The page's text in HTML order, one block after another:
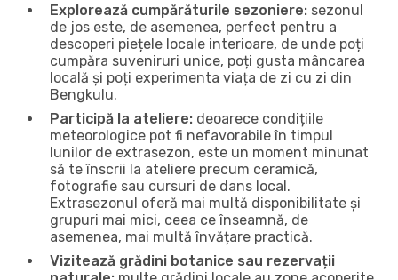
Explorează cumpărăturile sezoniere: sezonul
de jos este, de asemenea, perfect pentru a
descoperi piețele locale interioare, de unde poți
cumpăra suveniruri unice, poți gusta mâncarea
locală și poți experimenta viața de zi cu zi din
Bengkulu.
Participă la ateliere: deoarece condițiile
meteorologice pot fi nefavorabile în timpul
lunilor de extrasezon, este un moment minunat
să te înscrii la ateliere precum ceramică,
fotografie sau cursuri de dans local.
Extrasezonul oferă mai multă disponibilitate și
grupuri mai mici, ceea ce înseamnă, de
asemenea, mai multă învățare practică.
Vizitează grădini botanice sau rezervații